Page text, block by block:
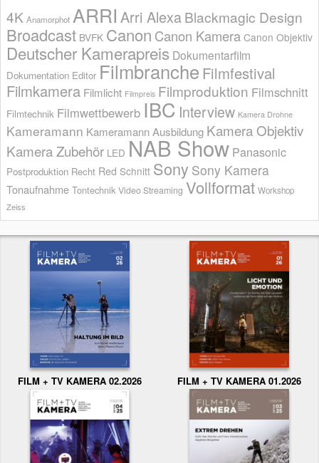
4K Anamorphot ARRI Arri AlexaBlackmagic Design
Broadcast BVFK Canon Canon Kamera Canon Objektiv
Deutscher Kamerapreis Dokumentarfilm
Dokumentation Editor Filmbranche Filmfestival
Filmkamera Filmlicht Filmpreis Filmproduktion Filmschnitt
Filmtechnik Filmwettbewerb IBC Interview Kamera Drohne
Kameramann Kameramann Ausbildung Kamera Objektiv
Kamera Zubehör LED NAB Show Panasonic
Postproduktion Recht Red Schnitt Sony Sony Kamera
Tonaufnahme Tontechnik Video Streaming Vollformat Workshop
Zeiss
FILM + TV KAMERA 02.2026 FILM + TV KAMERA 01.2026